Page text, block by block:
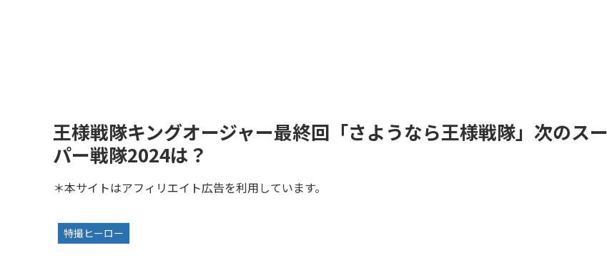
王様戦隊キングオージャー最終回「さようなら王様戦隊」次のスー
パー戦隊2024は？
＊本サイトはアフィリエイト広告を利用しています。
特撮ヒーロー